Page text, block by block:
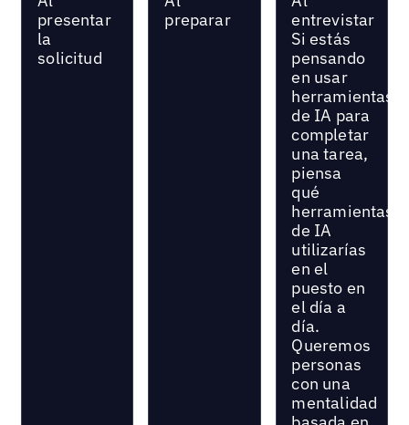
presentar
la
solicitud
preparar
entrevistar
Si estás
pensando
en usar
herramientas
de IA para
completar
una tarea,
piensa
qué
herramientas
de IA
utilizarías
en el
puesto en
el día a
día.
Queremos
personas
con una
mentalidad